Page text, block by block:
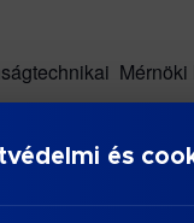
HELYSZÍN
és